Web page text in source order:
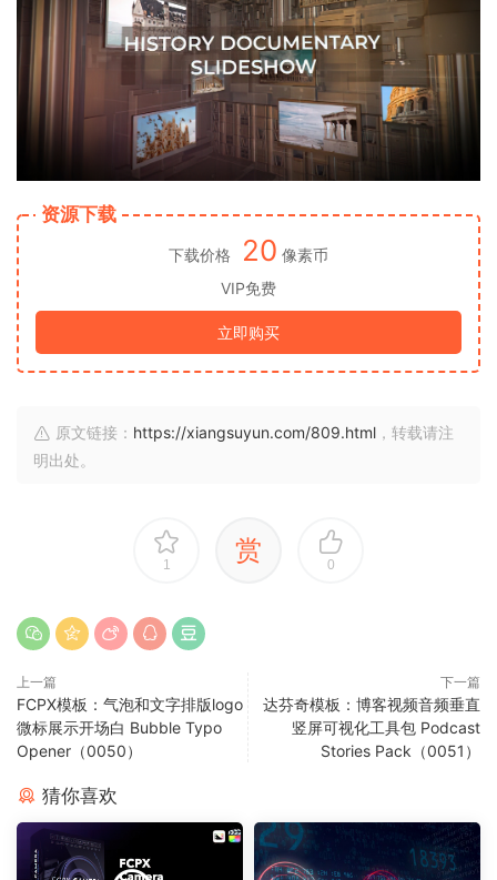
资源下载
下载价格 20 像素币
VIP免费
立即购买
原文链接： https://xiangsuyun.com/809.html ，转载请注
明出处。
1 赏 0
上一篇
FCPX模板：气泡和文字排版logo
微标展示开场白 Bubble Typo
Opener（0050）
下一篇
达芬奇模板：博客视频音频垂直
竖屏可视化工具包 Podcast
Stories Pack（0051）
猜你喜欢